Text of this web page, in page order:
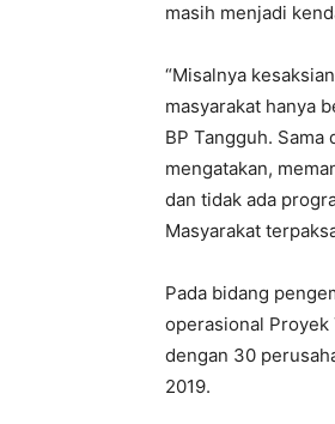
masih menjadi
“Misalnya
masyarakat hanya
BP Tangguh. Sama
mengatakan,
dan tidak ada
Masyarakat
Pada bidang
operasional Proyek
dengan 30
2019.